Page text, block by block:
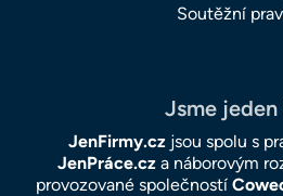
Soutěžní
Jsme
JenFirmy.czjsou spolu s
JenPráce.cza náborovým
provozované společností